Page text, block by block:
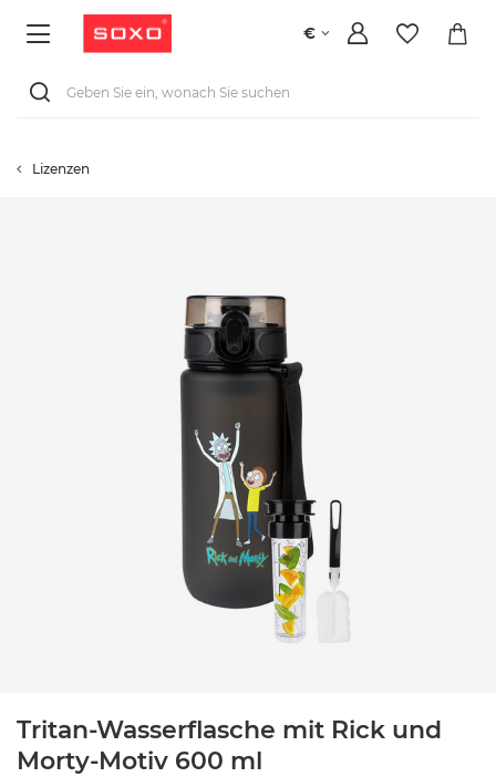
€
Lizenzen
Tritan-Wasserflasche mit Rick und
Morty-Motiv 600 ml